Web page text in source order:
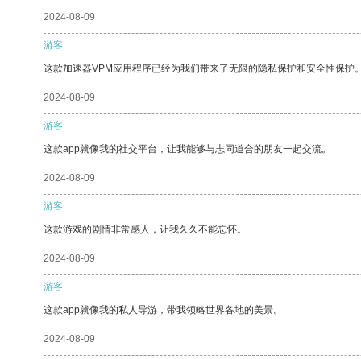
2024-08-09
游客
这款加速器VPM应用程序已经为我们带来了无限的隐私保护和安全性保护
2024-08-09
游客
这款app就像我的社交平台，让我能够与志同道合的朋友一起交流。
2024-08-09
游客
这款游戏的剧情非常感人，让我久久不能忘怀。
2024-08-09
游客
这款app就像我的私人导游，带我领略世界各地的美景。
2024-08-09